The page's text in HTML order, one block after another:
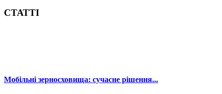
СТАТТІ
Мобільні зерносховища: сучасне рішення...